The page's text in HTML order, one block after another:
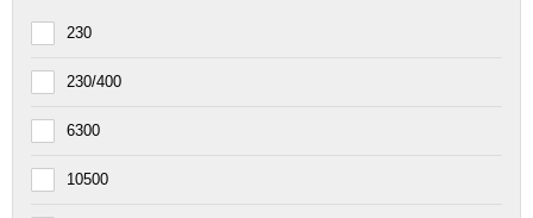
230
230/400
6300
10500